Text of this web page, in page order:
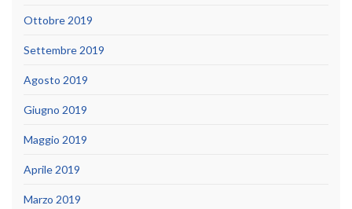
Ottobre 2019
Settembre 2019
Agosto 2019
Giugno 2019
Maggio 2019
Aprile 2019
Marzo 2019